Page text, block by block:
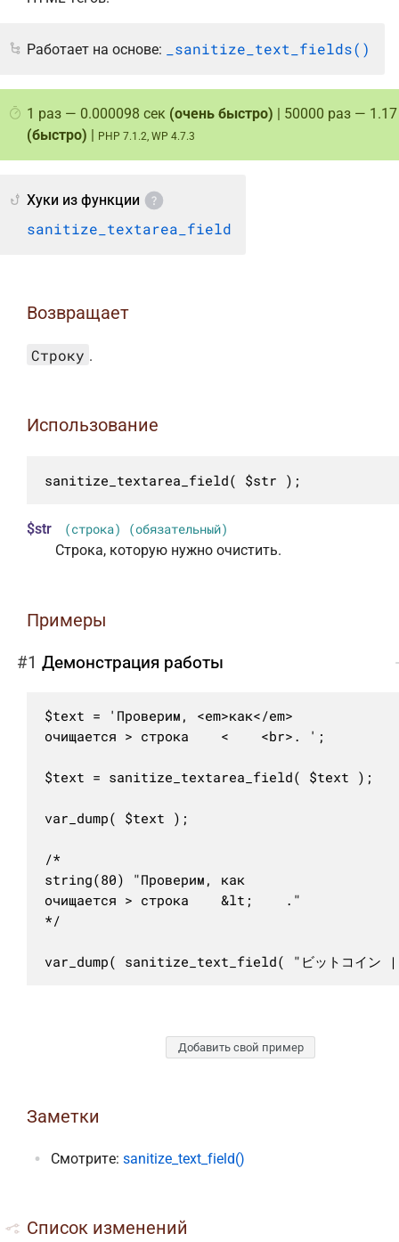
Работает на основе: _sanitize_text_fields()
1 раз — 0.000098 сек (очень быстро) | 50000 раз — 1.17
(быстро) | PHP 7.1.2, WP 4.7.3
Хуки из функции
sanitize_textarea_field
Возвращает
Строку .
Использование
sanitize_textarea_field( $str );
$str (строка) (обязательный)
Строка, которую нужно очистить.
Примеры
#1 Демонстрация работы
$text = 'Проверим, <em>как</em>
очищается > строка    <    <br>. ';
$text = sanitize_textarea_field( $text );
var_dump( $text );
/*
string(80) "Проверим, как
очищается > строка    &lt;    ."
*/
var_dump( sanitize_text_field( "ビットコイ
Добавить свой пример
Заметки
Смотрите:sanitize_text_field()
Список изменений